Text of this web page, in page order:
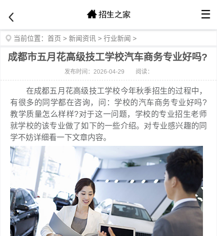
☰
当前位置： 首页 > 新闻资讯 > 行业新闻 >
成都市五月花高级技工学校汽车商务专业好吗?
发布时间：2026-04-29 阅读：
在成都五月花高级技工学校今年秋季招生的过程中，
有很多的同学都在咨询，问：学校的汽车商务专业好吗?
教学质量怎么样样?对于这一问题，学校的专业招生老师
就学校的该专业做了如下的一些介绍。对专业感兴趣的同
学不妨详细看一下文章内容。